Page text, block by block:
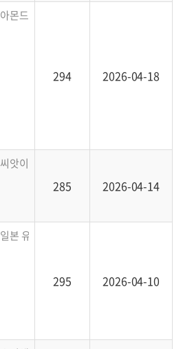
아몬드는 땅콩 같이 땅에서 열리는 게 아니
294 2026-04-18
씨앗이 걸어다닐 수 있다니! 신기하고 놀라
285 2026-04-14
일본 유기농업 농민의 농사 이야기입니다.
295 2026-04-10